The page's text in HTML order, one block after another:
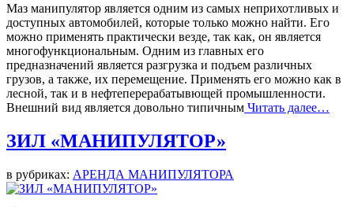
Маз манипулятор является одним из самых неприхотливых и
доступных автомобилей, которые только можно найти. Его
можно применять практически везде, так как, он является
многофункциональным. Одним из главных его
предназначений является разгрузка и подъем различных
грузов, а также, их перемещение. Применять его можно как в
лесной, так и в нефтеперерабатывющей промышленности.
Внешний вид является довольно типичным Читать далее…
ЗИЛ «МАНИПУЛЯТОР»
в рубриках: АРЕНДА МАНИПУЛЯТОРА